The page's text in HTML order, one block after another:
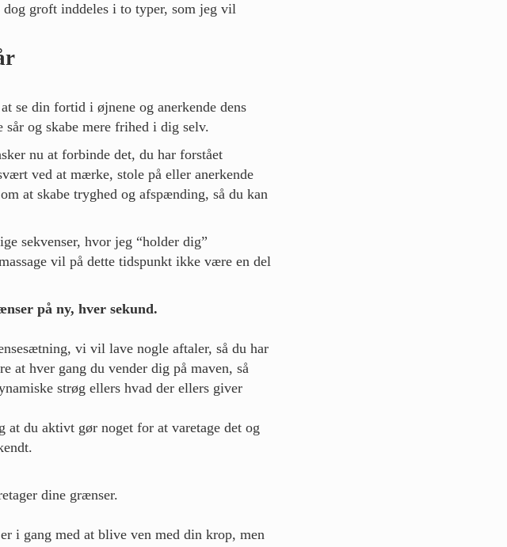
groft inddeles i to typer, som jeg vil
se din fortid i øjnene og anerkende dens
og skabe mere frihed i dig selv.
nu at forbinde det, du har forstået
ved at mærke, stole på eller anerkende
at skabe tryghed og afspænding, så du kan
sekvenser, hvor jeg “holder dig”
vil på dette tidspunkt ikke være en del
på ny, hver sekund.
vi vil lave nogle aftaler, så du har
at hver gang du vender dig på maven, så
strøg ellers hvad der ellers giver
du aktivt gør noget for at varetage det og
dine grænser.
i gang med at blive ven med din krop, men